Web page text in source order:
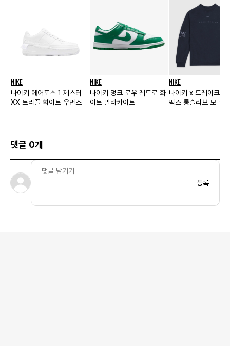
NIKE
나이키 에어포스 1 제스터
XX 트리플 화이트 우먼스
NIKE
나이키 덩크 로우 레트로 화
이트 말라카이트
NIKE
나이키 x 드레이크
픽스 롱슬리브 모크
댓글 0개
등록